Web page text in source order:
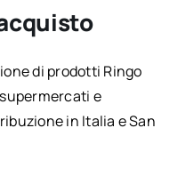
di prodotti Ringo
e
in Italia e San